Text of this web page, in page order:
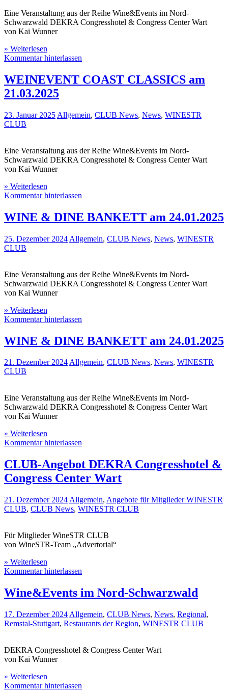
Eine Veranstaltung aus der Reihe Wine&Events im Nord-
Schwarzwald DEKRA Congresshotel & Congress Center Wart
von Kai Wunner
» Weiterlesen
Kommentar hinterlassen
WEINEVENT COAST CLASSICS am
21.03.2025
23. Januar 2025 Allgemein, CLUB News, News, WINESTR
CLUB
Eine Veranstaltung aus der Reihe Wine&Events im Nord-
Schwarzwald DEKRA Congresshotel & Congress Center Wart
von Kai Wunner
» Weiterlesen
Kommentar hinterlassen
WINE & DINE BANKETT am 24.01.2025
25. Dezember 2024 Allgemein, CLUB News, News, WINESTR
CLUB
Eine Veranstaltung aus der Reihe Wine&Events im Nord-
Schwarzwald DEKRA Congresshotel & Congress Center Wart
von Kai Wunner
» Weiterlesen
Kommentar hinterlassen
WINE & DINE BANKETT am 24.01.2025
21. Dezember 2024Allgemein, CLUB News, News, WINESTR
CLUB
Eine Veranstaltung aus der Reihe Wine&Events im Nord-
Schwarzwald DEKRA Congresshotel & Congress Center Wart
von Kai Wunner
» Weiterlesen
Kommentar hinterlassen
CLUB-Angebot DEKRA Congresshotel &
Congress Center Wart
21. Dezember 2024 Allgemein, Angebote für Mitglieder WINESTR
CLUB, CLUB News, WINESTR CLUB
Für Mitglieder WineSTR CLUB
von WineSTR-Team „Advertorial“
» Weiterlesen
Kommentar hinterlassen
Wine&Events im Nord-Schwarzwald
17. Dezember 2024 Allgemein, CLUB News, News, Regional,
Remstal-Stuttgart, Restaurants der Region, WINESTR CLUB
DEKRA Congresshotel & Congress Center Wart
von Kai Wunner
» Weiterlesen
Kommentar hinterlassen